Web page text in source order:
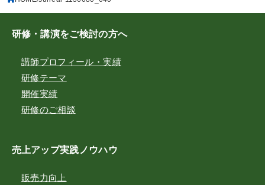
研修・講演をご検討の方へ
講師プロフィール・実績
研修テーマ
開催実績
研修のご相談
売上アップ実践ノウハウ
販売力向上